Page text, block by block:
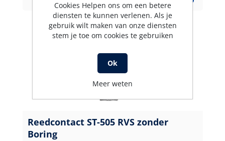
Reedcontact ST-505 RVS zonder
Boring
Cookies Helpen ons om een betere
diensten te kunnen verlenen. Als je
gebruik wilt maken van onze diensten
stem je toe om cookies te gebruiken
Ok
Meer weten